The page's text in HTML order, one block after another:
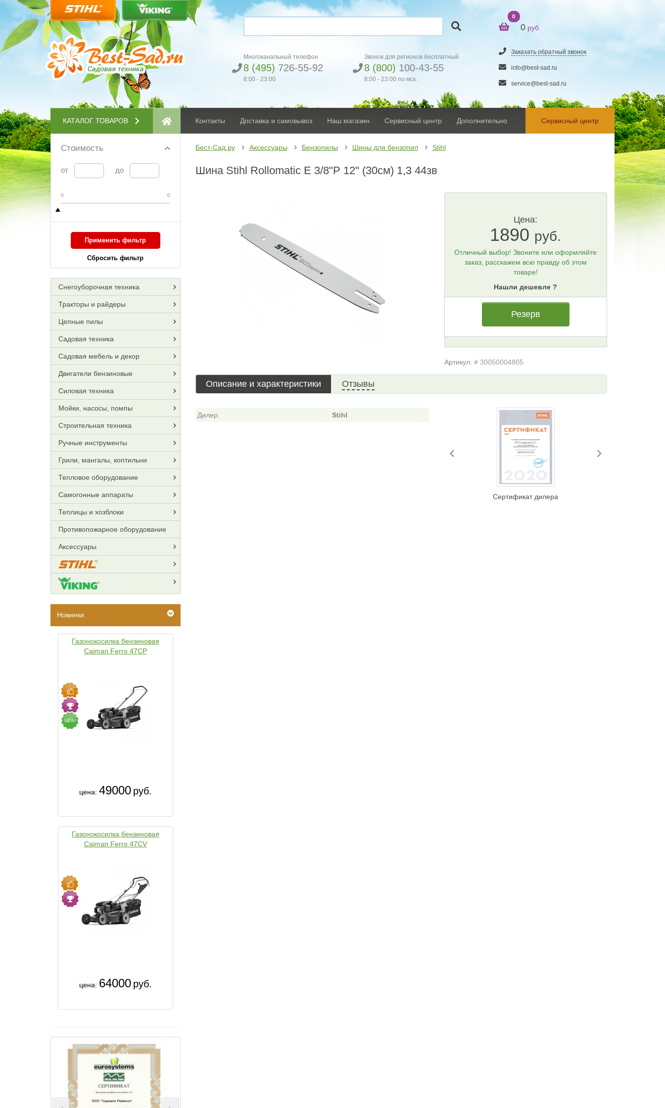
Многоканальный телефон
8 (495) 726-55-92
8:00 - 23:00
Звонок для регионов бесплатный
8 (800) 100-43-55
8:00 - 23:00 по мск.
0
0 руб
Заказать обратный звонок
info@best-sad.ru
service@best-sad.ru
КАТАЛОГ ТОВАРОВ Контакты Доставка и самовывоз Наш магазин Сервисный центр Дополнительно Сервисный центр
Стоимость
от до
0 0
Применить фильтр
Сбросить фильтр
Снегоуборочная техника
Тракторы и райдеры
Цепные пилы
Садовая техника
Садовая мебель и декор
Двигатели бензиновые
Силовая техника
Мойки, насосы, помпы
Строительная техника
Ручные инструменты
Грили, мангалы, коптильни
Тепловое оборудование
Самогонные аппараты
Теплицы и хозблоки
Противопожарное оборудование
Аксессуары
Новинки
Газонокосилка бензиновая
Caiman Ferro 47CP
NEW!
цена: 49000 руб.
Газонокосилка бензиновая
Caiman Ferro 47CV
цена: 64000 руб.
Бест-Сад.ру Аксессуары Бензопилы Шины для бензопил Stihl
Шина Stihl Rollomatic E 3/8"P 12" (30см) 1,3 44зв
Цена:
1890 руб.
Отличный выбор! Звоните или оформляйте
заказ, расскажем всю правду об этом
товаре!
Нашли дешевле ?
Резерв
Артикул: # 30050004805
Описание и характеристики Отзывы
Дилер: Stihl
Сертификат дилера
Previous